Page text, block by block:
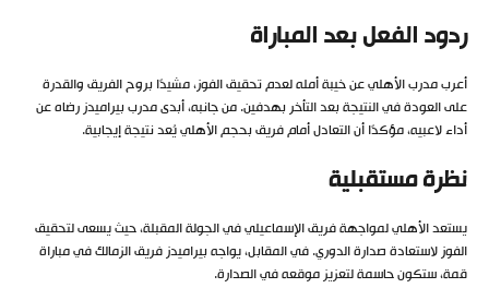
ردود الفعل بعد المباراة
أعرب مدرب الأهلي عن خيبة أمله لعدم تحقيق الفوز، مشيدًا بروح الفريق والقدرة
على العودة في النتيجة بعد التأخر بهدفين. من جانبه، أبدى مدرب بيراميدز رضاه عن
أداء لاعبيه، مؤكدًا أن التعادل أمام فريق بحجم الأهلي يُعد نتيجة إيجابية.
نظرة مستقبلية
يستعد الأهلي لمواجهة فريق الإسماعيلي في الجولة المقبلة، حيث يسعى لتحقيق
الفوز لاستعادة صدارة الدوري. في المقابل، يواجه بيراميدز فريق الزمالك في مباراة
قمة، ستكون حاسمة لتعزيز موقعه في الصدارة.